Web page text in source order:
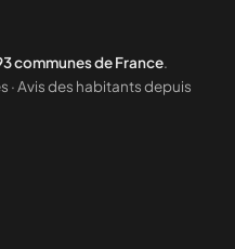
communes de France.
· Avis des habitants depuis